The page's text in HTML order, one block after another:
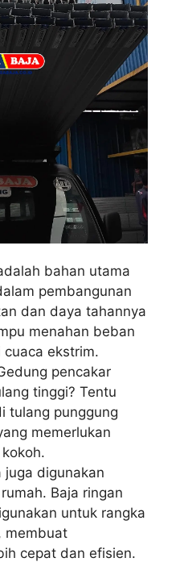
bahan utama
pembangunan
dan daya tahannya
menahan beban
ekstrim.
pencakar
tinggi? Tentu
tulang punggung
memerlukan
juga digunakan
Baja ringan
untuk rangka
membuat
cepat dan efisien.